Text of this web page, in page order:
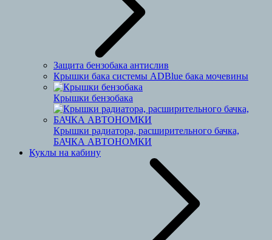
Защита бензобака антислив
Крышки бака системы ADBlue бака мочевины
Крышки бензобака
Крышки радиатора, расширительного бачка,
БАЧКА АВТОНОМКИ
Куклы на кабину